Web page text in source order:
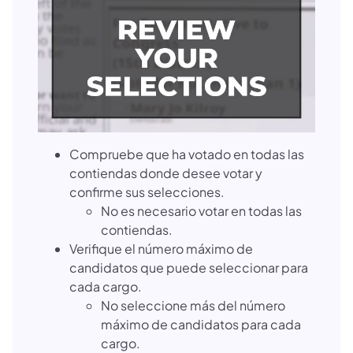
Compruebe que ha votado en todas las
contiendas donde desee votar y
confirme sus selecciones.
No es necesario votar en todas las
contiendas.
Verifique el número máximo de
candidatos que puede seleccionar para
cada cargo.
No seleccione más del número
máximo de candidatos para cada
cargo.